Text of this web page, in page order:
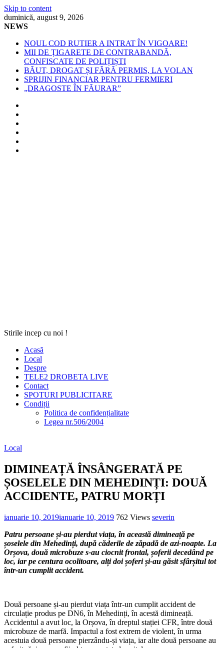
Skip to content
duminică, august 9, 2026
NEWS
NOUL COD RUTIER A INTRAT ÎN VIGOARE!
MII DE ȚIGARETE DE CONTRABANDĂ,
CONFISCATE DE POLIȚIȘTI
BĂUT, DROGAT ȘI FĂRĂ PERMIS, LA VOLAN
SPRIJIN FINANCIAR PENTRU FERMIERI
„DRAGOSTE ÎN FĂURAR”
Stirile incep cu noi !
Acasă
Local
Despre
TELE2 DROBETA LIVE
Contact
SPOTURI PUBLICITARE
Condiții
Politica de confidențialitate
Legea nr.506/2004
Local
DIMINEAȚĂ ÎNSÂNGERATĂ PE
ȘOSELELE DIN MEHEDINȚI: DOUĂ
ACCIDENTE, PATRU MORȚI
ianuarie 10, 2019ianuarie 10, 2019 762 Views severin
Patru persoane și-au pierdut viața, în această dimineață pe
șoselele din Mehedinți, după căderile de zăpadă de azi-noapte. La
Orșova, două microbuze s-au ciocnit frontal, șoferii decedând pe
loc, iar pe centura ocolitoare, alți doi șoferi și-au găsit sfârșitul tot
într-un cumplit accident.
Două persoane și-au pierdut viața într-un cumplit accident de
circulație produs pe DN6, în Mehedinți, în acestă dimineață.
Accidentul a avut loc, la Orșova, în dreptul stației CFR, între două
microbuze de marfă. Impactul a fost extrem de violent, în urma
acestuia două persoane pierzându-și viața, iar alte două persoane au